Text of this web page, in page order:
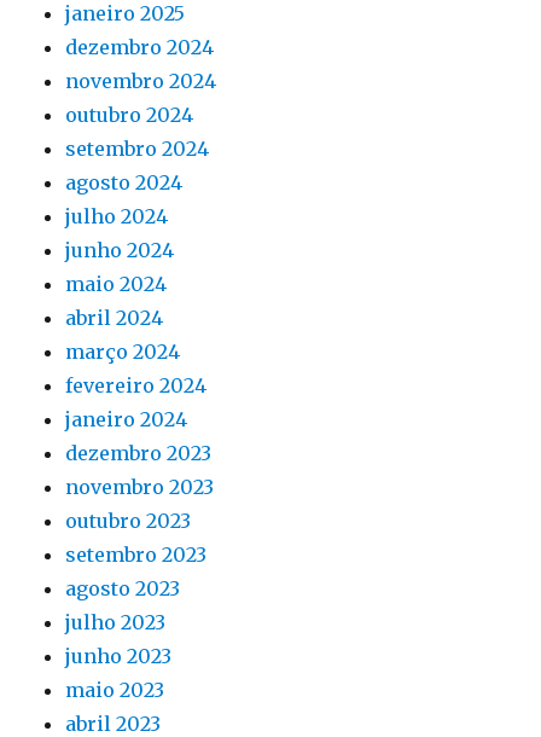
janeiro 2025
dezembro 2024
novembro 2024
outubro 2024
setembro 2024
agosto 2024
julho 2024
junho 2024
maio 2024
abril 2024
março 2024
fevereiro 2024
janeiro 2024
dezembro 2023
novembro 2023
outubro 2023
setembro 2023
agosto 2023
julho 2023
junho 2023
maio 2023
abril 2023